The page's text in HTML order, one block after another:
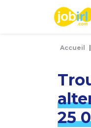
Accueil
25
Panneau de gestion